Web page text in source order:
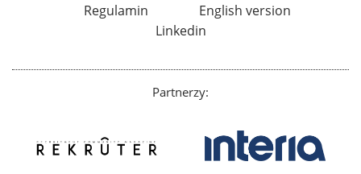
Regulamin
English version
Linkedin
Partnerzy: